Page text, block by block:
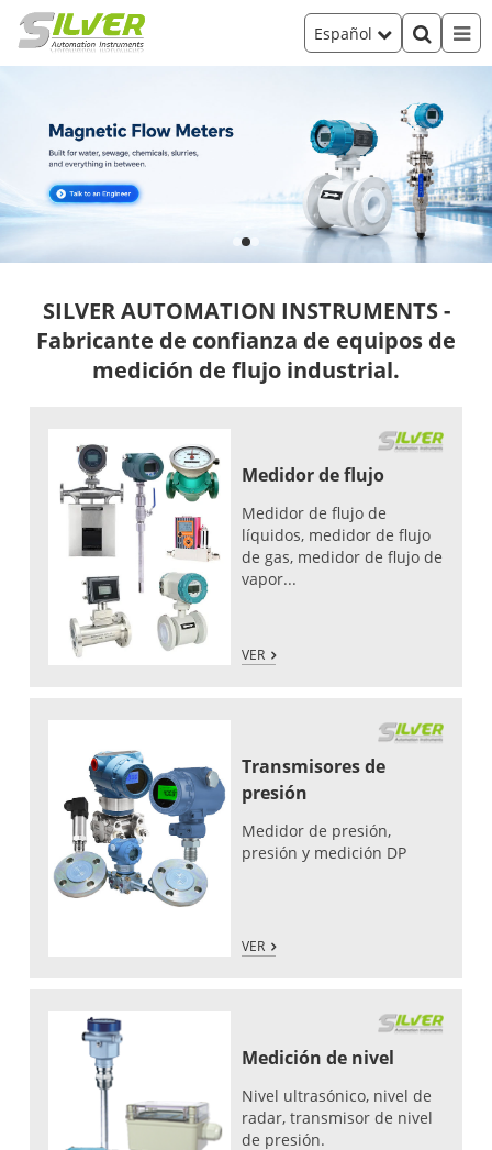
Español
SILVER AUTOMATION INSTRUMENTS -
Fabricante de confianza de equipos de
medición de flujo industrial.
Medidor de flujo
Medidor de flujo de
líquidos, medidor de flujo
de gas, medidor de flujo de
vapor...
VER
Transmisores de
presión
Medidor de presión,
presión y medición DP
VER
Medición de nivel
Nivel ultrasónico, nivel de
radar, transmisor de nivel
de presión.